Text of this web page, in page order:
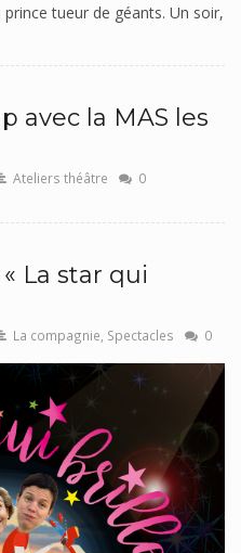
tueur de géants. Un soir,
avec la MAS les
Ateliers théâtre 0
La star qui
La compagnie Spectacles 0